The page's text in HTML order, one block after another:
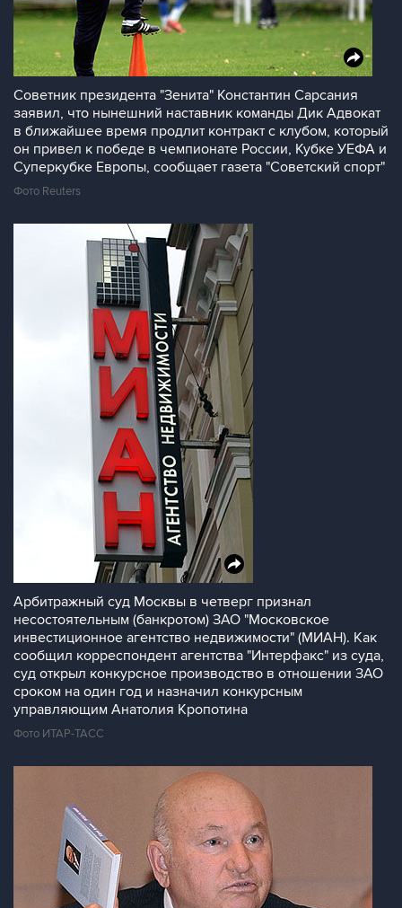
Советник президента "Зенита" Константин Сарсания
заявил, что нынешний наставник команды Дик Адвокат
в ближайшее время продлит контракт с клубом, который
он привел к победе в чемпионате России, Кубке УЕФА и
Суперкубке Европы, сообщает газета "Советский спорт"
Фото Reuters
Арбитражный суд Москвы в четверг признал
несостоятельным (банкротом) ЗАО "Московское
инвестиционное агентство недвижимости" (МИАН). Как
сообщил корреспондент агентства "Интерфакс" из суда,
суд открыл конкурсное производство в отношении ЗАО
сроком на один год и назначил конкурсным
управляющим Анатолия Кропотина
Фото ИТАР-ТАСС